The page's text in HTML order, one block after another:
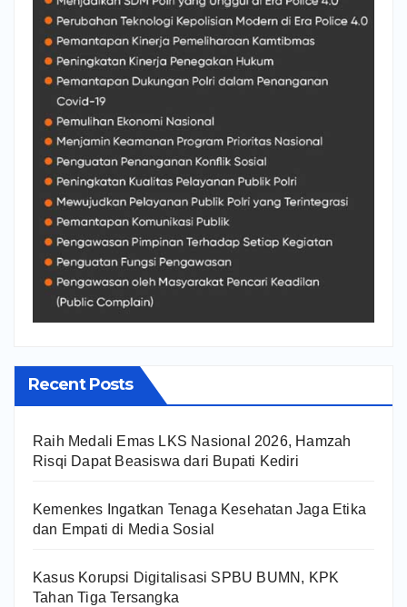
Recent Posts
Raih Medali Emas LKS Nasional 2026, Hamzah
Risqi Dapat Beasiswa dari Bupati Kediri
Kemenkes Ingatkan Tenaga Kesehatan Jaga Etika
dan Empati di Media Sosial
Kasus Korupsi Digitalisasi SPBU BUMN, KPK
Tahan Tiga Tersangka